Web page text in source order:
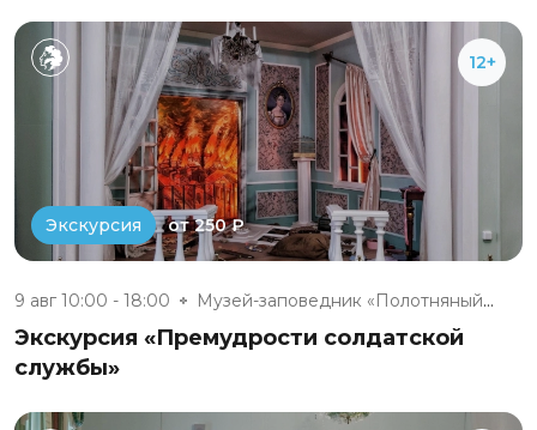
12+
Экскурсия от 250 ₽
9 авг 10:00 - 18:00 Музей-заповедник «Полотняный З...
Экскурсия «Премудрости солдатской
службы»